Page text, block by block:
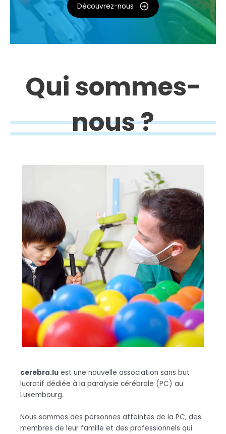
Découvrez-nous
Qui sommes-
nous ?
cerebra.lu est une nouvelle association sans but
lucratif dédiée à la paralysie cérébrale (PC) au
Luxembourg.
Nous sommes des personnes atteintes de la PC, des
membres de leur famille et des professionnels qui